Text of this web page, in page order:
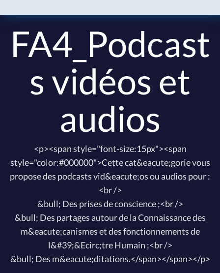
FA4_Podcast
s vidéos et
audios
<p><span style="font-size:15px"><span
style="color:#000000">Cette cat&eacute;gorie vous
propose des podcasts vid&eacute;os ou audios pour :
<br />
&bull; Des prises de conscience ;<br />
&bull; Des partages autour de la Connaissance des
m&eacute;canismes et des fonctionnements de
l&#39;&Ecirc;tre Humain ;<br />
&bull; Des m&eacute;ditations.</span></span></p>